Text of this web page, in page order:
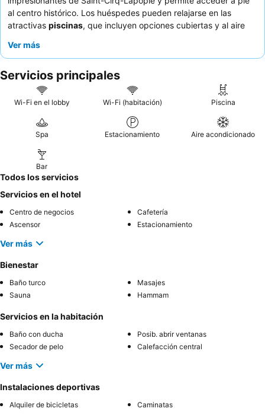
al centro histórico. Los huéspedes pueden relajarse en las
atractivas piscinas, que incluyen opciones cubiertas y al aire
recibe elogios constantemente, y el
experiencia verdaderamente serena, considere una habitación
con vistas al pintoresco paisaje.
Ver más
Servicios principales
Wi-Fi en el lobby Wi-Fi (habitación) Piscina
Spa Estacionamiento Aire acondicionado
Bar
Todos los servicios
Servicios en el hotel
Centro de negocios
Cafetería
Ascensor
Estacionamiento
Ver más
Bienestar
Baño turco
Masajes
Sauna
Hammam
Servicios en la habitación
Baño con ducha
Posib. abrir ventanas
Secador de pelo
Calefacción central
Ver más
Instalaciones deportivas
Alquiler de bicicletas Caminatas